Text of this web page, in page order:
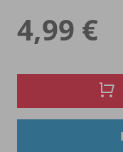
4,99 €